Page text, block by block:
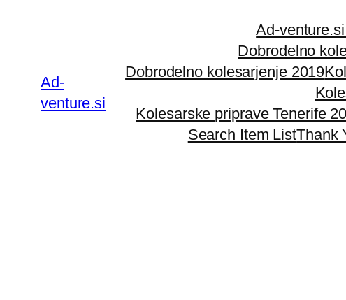
Ad-
venture.si
Ad-
Dobrodelno
Dobrodelno kolesarjenje 2019
Kolesarske priprave Tenerife
Search Item ListThank